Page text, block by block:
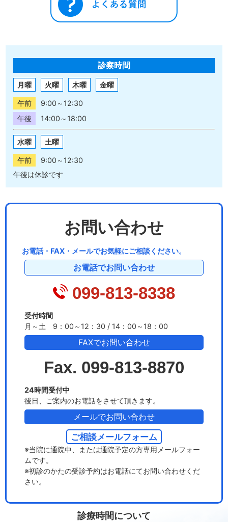
診察時間
月曜 火曜 木曜 金曜
午前
9:00～12:30
午後
14:00～18:00
水曜 土曜
午前
9:00～12:30
午後は休診です
お問い合わせ
お電話・FAX・メールでお気軽にご相談ください。
お電話でお問い合わせ
099-813-8338
受付時間
月～土 9：00～12：30 / 14：00～18：00
FAXでお問い合わせ
Fax. 099-813-8870
24時間受付中
後日、ご案内のお電話をさせて頂きます。
メールでお問い合わせ
ご相談メールフォーム
※当院に通院中、または通院予定の方専用メールフォー
ムです。
※初診のかたの受診予約はお電話にてお問い合わせくだ
さい。
診療時間について